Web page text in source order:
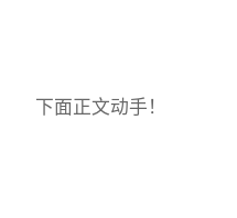
下面正文动手！